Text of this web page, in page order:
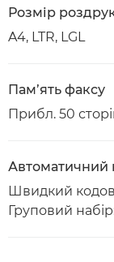
Розмір
A4, LTR, LGL
Пам’ять факсу
Прибл. 50
Автоматичний
Швидкий
Груповий